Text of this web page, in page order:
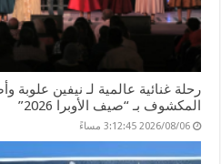
رحلة غنائية عالمية لـ نيفين علوبة
المكشوف بـ “صيف الأوبرا 2026”
2026/08/06 3:12:45 مساءً